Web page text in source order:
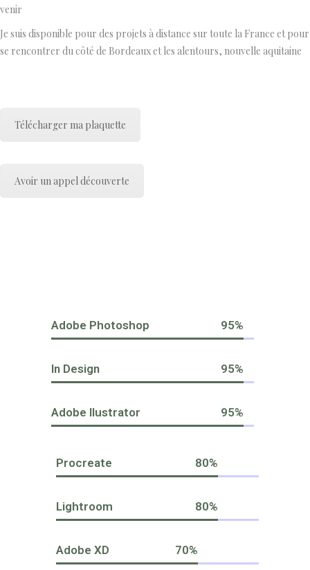
venir
Je suis disponible pour des projets à distance sur toute la France et pour
se rencontrer du côté de Bordeaux et les alentours, nouvelle aquitaine
Télécharger ma plaquette
Avoir un appel découverte
Adobe Photoshop 95
In Design 95
Adobe Ilustrator 95
Procreate 80
Lightroom 80
Adobe XD 70